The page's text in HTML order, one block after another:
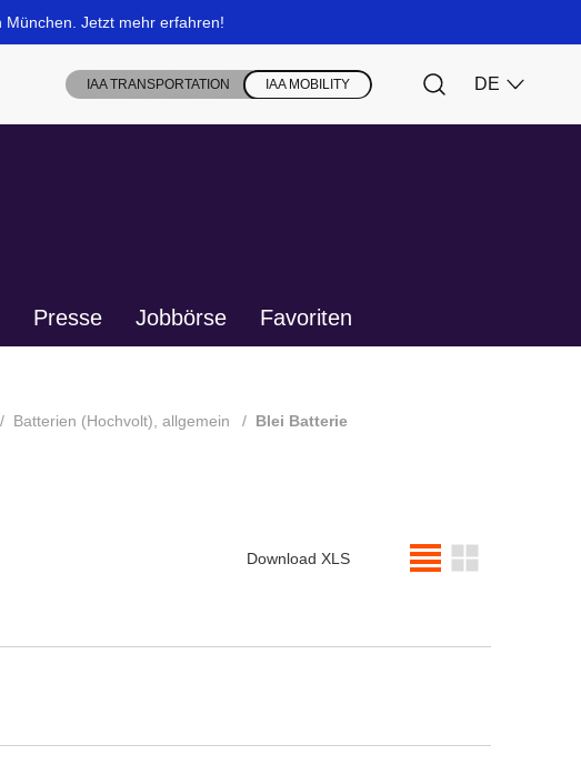
Presse Jobbörse Favoriten
Batterien (Hochvolt), allgemein Blei Batterie
Download XLS